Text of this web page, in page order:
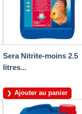
Sera Nitrite-moins 2.5
litres...
Ajouter au panier